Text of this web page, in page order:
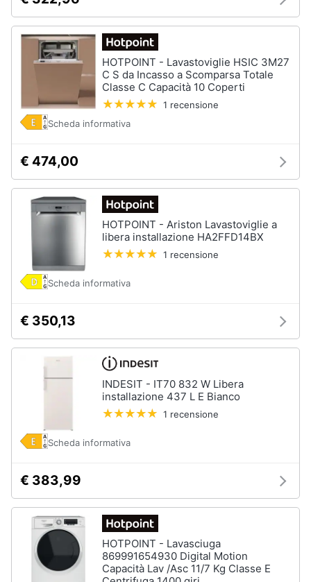
HOTPOINT - Lavastoviglie HSIC 3M27
C S da Incasso a Scomparsa Totale
Classe C Capacità 10 Coperti
1 recensione
Scheda informativa
€ 474,00
HOTPOINT - Ariston Lavastoviglie a
libera installazione HA2FFD14BX
1 recensione
Scheda informativa
€ 350,13
INDESIT - IT70 832 W Libera
installazione 437 L E Bianco
1 recensione
Scheda informativa
€ 383,99
HOTPOINT - Lavasciuga
869991654930 Digital Motion
Capacità Lav /Asc 11/7 Kg Classe E